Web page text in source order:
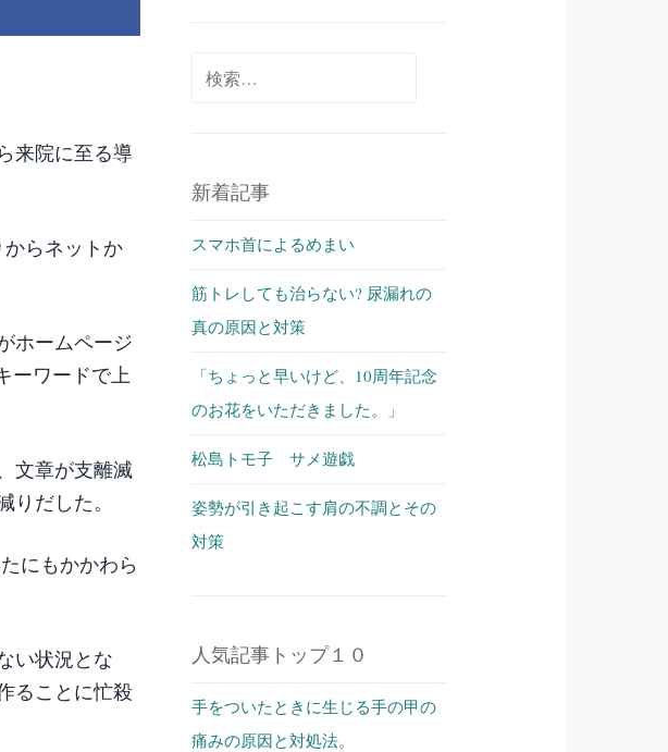
来院に至る導
らネットか
ホームページ
ーワードで上
文章が支離滅
だした。
にもかかわら
い状況とな
ることに忙殺
新着記事
スマホ首によるめまい
筋トレしても治らない? 尿漏れの
真の原因と対策
「ちょっと早いけど、10周年記念
のお花をいただきました。」
松島トモ子 サメ遊戯
姿勢が引き起こす肩の不調とその
対策
人気記事トップ１０
手をついたときに生じる手の甲の
痛みの原因と対処法。